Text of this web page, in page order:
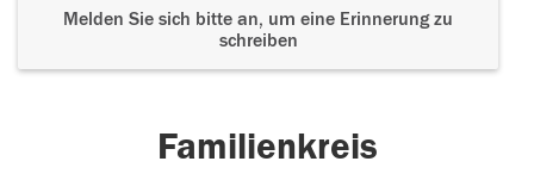
Liebe Eva, In Eurer schwersten Stunde bin ich in
Gedanken bei Euch. Simone
Melden Sie sich bitte an, um eine Erinnerung zu
schreiben
Familienkreis